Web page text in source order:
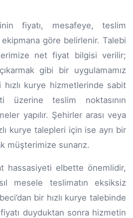
fiyatı, mesafeye, teslim
göre belirlenir. Talebi
net fiyat bilgisi verilir;
gibi bir uygulamamız
kurye hizmetlerinde sabit
üzerine teslim noktasının
yapılır. Şehirler arası veya
kurye talepleri için ise ayrı bir
müşterimize sunarız.
hassasiyeti elbette önemlidir,
mesele teslimatın eksiksiz
bir hızlı kurye talebinde
duyduktan sonra hizmetin